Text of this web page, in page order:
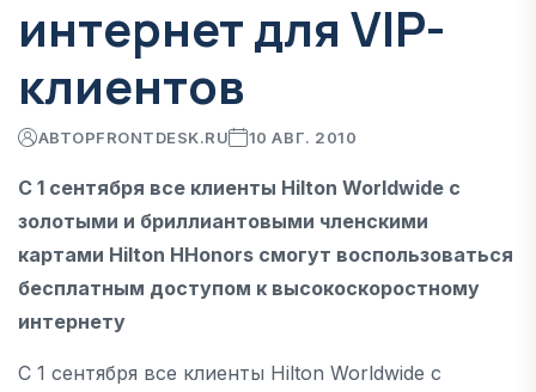
интернет для VIP-
клиентов
АВТОРFRONTDESK.RU 10 АВГ. 2010
С 1 сентября все клиенты Hilton Worldwide с
золотыми и бриллиантовыми членскими
картами Hilton HHonors смогут воспользоваться
бесплатным доступом к высокоскоростному
интернету
С 1 сентября все клиенты Hilton Worldwide с